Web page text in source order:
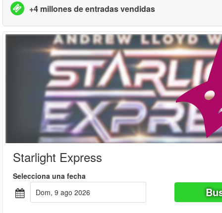
+4 millones de entradas vendidas
Starlight Express
Selecciona una fecha
dom, 9 ago 2026